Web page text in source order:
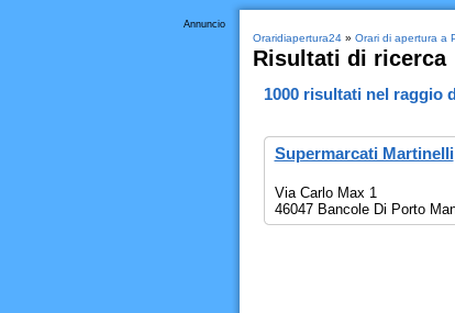
Annuncio
Oraridiapertura24» Orari di apertura a
Risultati di ricerca
1000risultati nel raggio
Supermarcati Martinelli
Via Carlo Max 1
46047 Bancole Di Porto